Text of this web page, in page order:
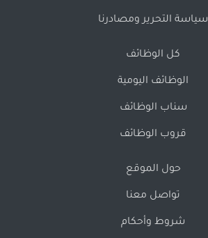
سياسة التحرير ومصادرنا
كل الوظائف
الوظائف اليومية
سناب الوظائف
قروب الوظائف
حول الموقع
تواصل معنا
شروط وأحكام